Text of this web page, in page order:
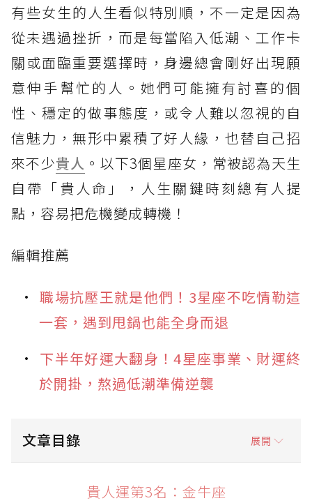
有些女生的人生看似特別順，不一定是因為
從未遇過挫折，而是每當陷入低潮、工作卡
關或面臨重要選擇時，身邊總會剛好出現願
意伸手幫忙的人。她們可能擁有討喜的個
性、穩定的做事態度，或令人難以忽視的自
信魅力，無形中累積了好人緣，也替自己招
來不少貴人 。以下3個星座女，常被認為天生
自帶「貴人命」，人生關鍵時刻總有人提
點，容易把危機變成轉機！
編輯推薦
職場抗壓王就是他們！3星座不吃情勒這
一套，遇到甩鍋也能全身而退
下半年好運大翻身！4星座事業、財運終
於開掛，熬過低潮準備逆襲
文章目錄 展開
貴人運第3名：金牛座
貴人運第3名：金牛座